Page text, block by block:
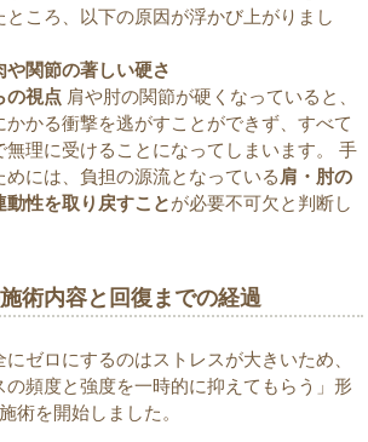
ところ、以下の原因が浮かび上がりまし
関節の著しい硬さ
の視点 肩や肘の関節が硬くなっていると、
かる衝撃を逃がすことができず、すべて
無理に受けることになってしまいます。 手
には、負担の源流となっている 肩・肘の
性を取り戻すことが必要不可欠と判断し
術内容と回復までの経過
ゼロにするのはストレスが大きいため、
の頻度と強度を一時的に抑えてもらう」形
術を開始しました。